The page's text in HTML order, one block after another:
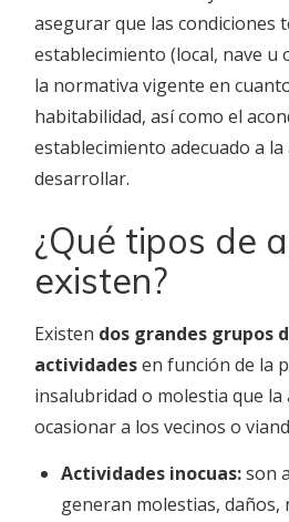
asegurar que las condiciones
establecimiento (local, nave u
la normativa vigente en
habitabilidad, así como el
establecimiento adecuado a la
desarrollar.
¿Qué tipos de
existen?
Existen dos grandes grupos
actividadesen función de la
insalubridad o molestia que la
ocasionar a los vecinos o
Actividades inocuas:son
generan molestias, daños,